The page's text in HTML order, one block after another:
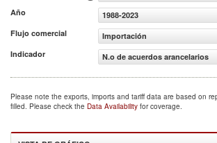
Año
1988-2023
Flujo comercial
Importación
Indicador
N.o de acuerdos arancelarios
Please note the exports, imports and tariff data are based on
filled. Please check the Data Availability for coverage.